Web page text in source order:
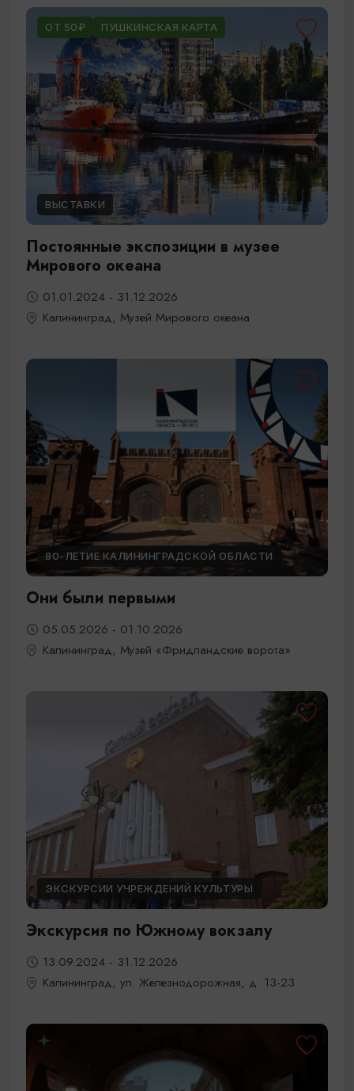
ОТ 50₽ ПУШКИНСКАЯ КАРТА
ВЫСТАВКИ
Постоянные экспозиции в музее
Мирового океана
01.01.2024 - 31.12.2026
Калининград, Музей Мирового океана
80-ЛЕТИЕ КАЛИНИНГРАДСКОЙ ОБЛАСТИ
Они были первыми
05.05.2026 - 01.10.2026
Калининград, Музей «Фридландские ворота»
ЭКСКУРСИИ УЧРЕЖДЕНИЙ КУЛЬТУРЫ
Экскурсия по Южному вокзалу
13.09.2024 - 31.12.2026
Калининград, ул. Железнодорожная, д. 13-23